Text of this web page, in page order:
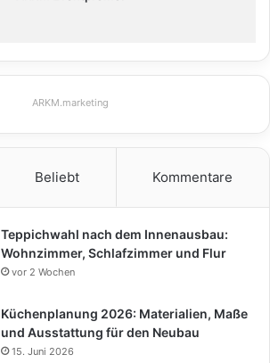
ARKM.marketing
Beliebt Kommentare
Teppichwahl nach dem Innenausbau:
Wohnzimmer, Schlafzimmer und Flur
vor 2 Wochen
Küchenplanung 2026: Materialien, Maße
und Ausstattung für den Neubau
15. Juni 2026